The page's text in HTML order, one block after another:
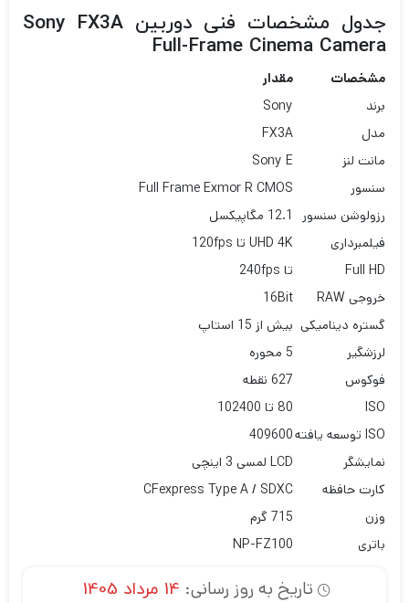
جدول مشخصات فنی دوربین Sony FX3A
Full-Frame Cinema Camera
مشخصات
مقدار
برند
Sony
مدل
FX3A
مانت لنز
Sony E
سنسور
Full Frame Exmor R CMOS
رزولوشن سنسور
12.1 مگاپیکسل
فیلمبرداری
UHD 4K تا 120fps
Full HD
تا 240fps
خروجی RAW
16Bit
گستره دینامیکی بیش از 15 استاپ
لرزشگیر
5 محوره
فوکوس
627 نقطه
ISO
80 تا 102400
ISO توسعه یافته
409600
نمایشگر
LCD لمسی 3 اینچی
کارت حافظه
CFexpress Type A / SDXC
وزن
715 گرم
باتری
NP-FZ100
تاریخ به روز رسانی: 14 مرداد 1405